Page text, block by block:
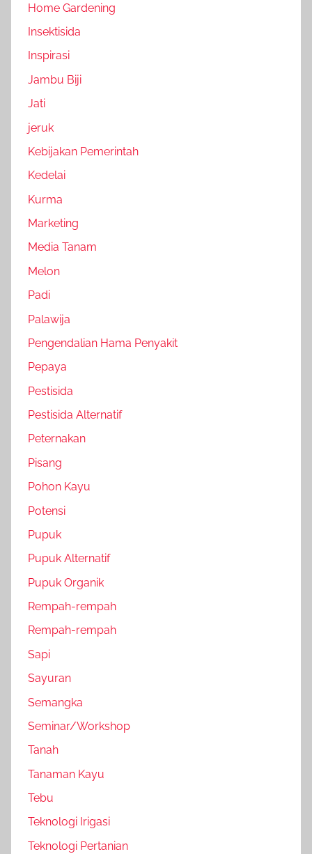
Home Gardening
Insektisida
Inspirasi
Jambu Biji
Jati
jeruk
Kebijakan Pemerintah
Kedelai
Kurma
Marketing
Media Tanam
Melon
Padi
Palawija
Pengendalian Hama Penyakit
Pepaya
Pestisida
Pestisida Alternatif
Peternakan
Pisang
Pohon Kayu
Potensi
Pupuk
Pupuk Alternatif
Pupuk Organik
Rempah-rempah
Rempah-rempah
Sapi
Sayuran
Semangka
Seminar/Workshop
Tanah
Tanaman Kayu
Tebu
Teknologi Irigasi
Teknologi Pertanian